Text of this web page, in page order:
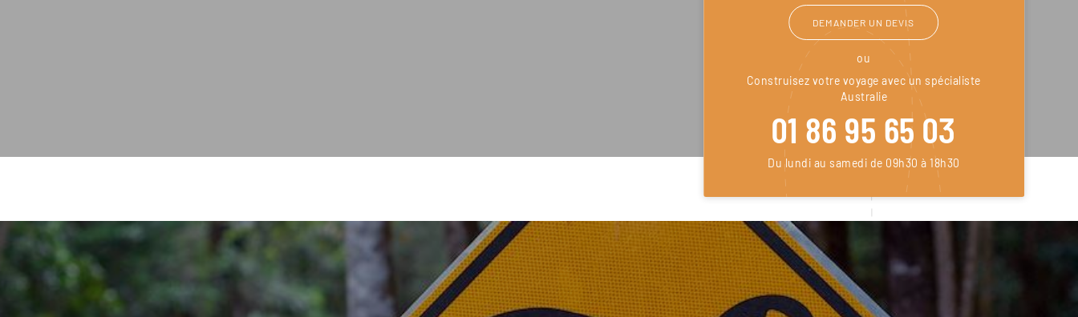
DEMANDER UN DEVIS
ou
Construisez votre voyage avec un spécialiste
Australie
01 86 95 65 03
Du lundi au samedi de 09h30 à 18h30